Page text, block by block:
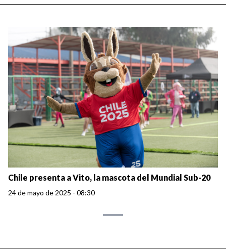
Chile presenta a Vito, la mascota del Mundial Sub-20
24 de mayo de 2025 - 08:30